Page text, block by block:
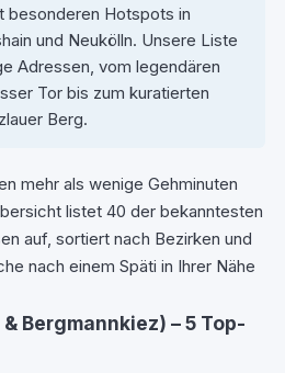
besonderen Hotspots in
und Neukölln. Unsere Liste
Adressen, vom legendären
Tor bis zum kuratierten
Berg.
mehr als wenige Gehminuten
listet 40 der bekanntesten
auf, sortiert nach Bezirken und
nach einem Späti in Ihrer Nähe
Bergmannkiez) – 5 Top-